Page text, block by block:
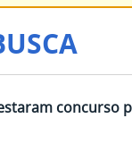
concurso